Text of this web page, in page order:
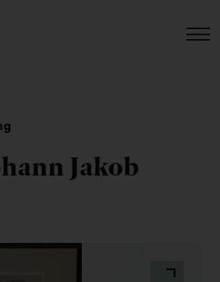
Jakob